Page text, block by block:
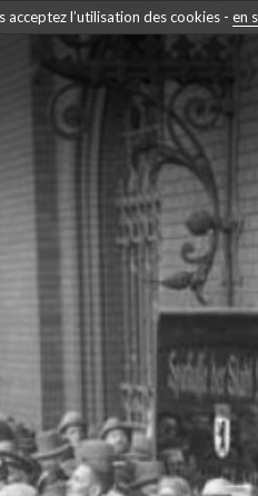
l’utilisation des cookies - en